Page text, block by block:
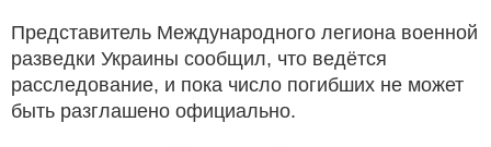
Представитель Международного легиона военной
разведки Украины сообщил, что ведётся
расследование, и пока число погибших не может
быть разглашено официально.